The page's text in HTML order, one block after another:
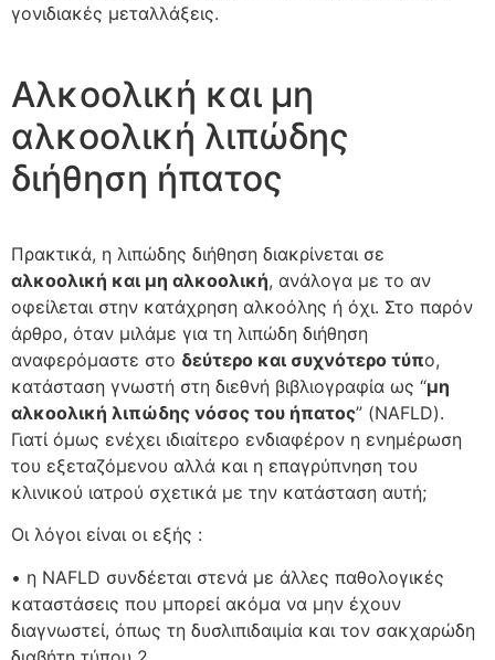
γονιδιακές μεταλλάξεις.
Αλκοολική και μη
αλκοολική λιπώδης
διήθηση ήπατος
Πρακτικά, η λιπώδης διήθηση διακρίνεται σε
αλκοολική και μη αλκοολική, ανάλογα με το αν
οφείλεται στην κατάχρηση αλκοόλης ή όχι. Στο παρόν
άρθρο, όταν μιλάμε για τη λιπώδη διήθηση
αναφερόμαστε στο δεύτερο και συχνότερο τύπο,
κατάσταση γνωστή στη διεθνή βιβλιογραφία ως “μη
αλκοολική λιπώδης νόσος του ήπατος” (NAFLD).
Γιατί όμως ενέχει ιδιαίτερο ενδιαφέρον η ενημέρωση
του εξεταζόμενου αλλά και η επαγρύπνηση του
κλινικού ιατρού σχετικά με την κατάσταση αυτή;
Οι λόγοι είναι οι εξής :
• η NAFLD συνδέεται στενά με άλλες παθολογικές
καταστάσεις που μπορεί ακόμα να μην έχουν
διαγνωστεί, όπως τη δυσλιπιδαιμία και τον σακχαρώδη